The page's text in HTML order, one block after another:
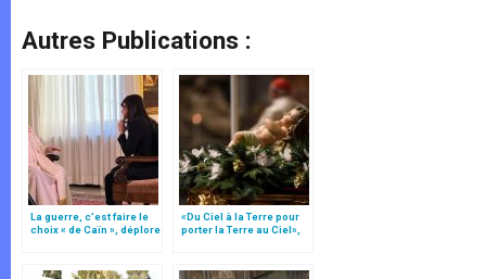
Autres Publications :
La guerre, c’est faire le
choix « de Caïn », déplore
«Du Ciel à la Terre pour
porter la Terre au Ciel»,